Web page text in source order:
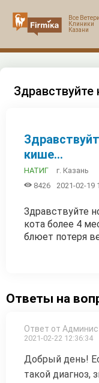
Здравствуйте
кише...
НАТИГ г. Казань
 8426 2021-02-19
Здравствуйте
кота более 4
блюет потеря
Ответы на
Ответ от
2021-02-22 12:36:34
Добрый день!
такой диагноз,